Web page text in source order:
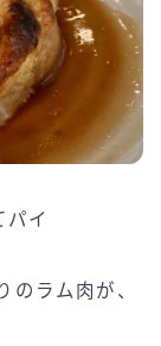
イ
のラム肉が、